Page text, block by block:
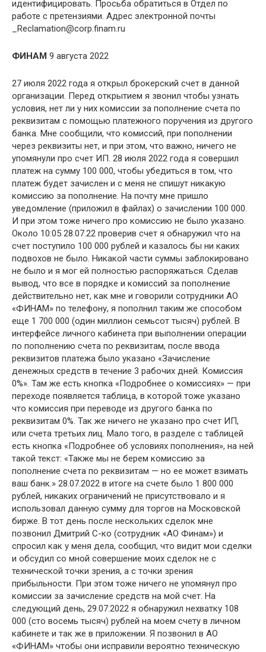
идентифицировать. Просьба обратиться в Отдел по
работе с претензиями. Адрес электронной почты
_Reclamation@corp.finam.ru
ФИНАМ 9 августа 2022
27 июля 2022 года я открыл брокерский счет в данной
организации. Перед открытием я звонил чтобы узнать
условия, нет ли у них комиссии за пополнение счета по
реквизитам с помощью платежного поручения из другого
банка. Мне сообщили, что комиссий, при пополнении
через реквизиты нет, и при этом, что важно, ничего не
упомянули про счет ИП. 28 июля 2022 года я совершил
платеж на сумму 100 000, чтобы убедиться в том, что
платеж будет зачислен и с меня не спишут никакую
комиссию за пополнение. На почту мне пришло
уведомление (приложил в файлах) о зачислении 100 000.
И при этом тоже ничего про комиссию не было указано.
Около 10:05 28.07.22 проверив счет я обнаружил что на
счет поступило 100 000 рублей и казалось бы ни каких
подвохов не было. Никакой части суммы заблокировано
не было и я мог ей полностью распоряжаться. Сделав
вывод, что все в порядке и комиссий за пополнение
действительно нет, как мне и говорили сотрудники АО
«ФИНАМ» по телефону, я пополнил таким же способом
еще 1 700 000 (один миллион семьсот тысяч) рублей. В
интерфейсе личного кабинета при выполнении операции
по пополнению счета по реквизитам, после ввода
реквизитов платежа было указано «Зачисление
денежных средств в течение 3 рабочих дней. Комиссия
0%». Там же есть кнопка «Подробнее о комиссиях» — при
переходе появляется таблица, в которой тоже указано
что комиссия при переводе из другого банка по
реквизитам 0%. Так же ничего не указано про счет ИП,
или счета третьих лиц. Мало того, в разделе с таблицей
есть кнопка «Подробнее об условиях пополнения», на ней
такой текст: «Также мы не берем комиссию за
пополнение счета по реквизитам — но ее может взимать
ваш банк.» 28.07.2022 в итоге на счете было 1 800 000
рублей, никаких ограничений не присутствовало и я
использовал данную сумму для торгов на Московской
бирже. В тот день после нескольких сделок мне
позвонил Дмитрий С-ко (сотрудник «АО Финам») и
спросил как у меня дела, сообщил, что видит мои сделки
и обсудил со мной совершение моих сделок не с
технической точки зрения, а с точки зрения
прибыльности. При этом тоже ничего не упомянул про
комиссии за зачисление средств на мой счет. На
следующий день, 29.07.2022 я обнаружил нехватку 108
000 (сто восемь тысяч) рублей на моем счету в личном
кабинете и так же в приложении. Я позвонил в АО
«ФИНАМ» чтобы они исправили вероятно техническую